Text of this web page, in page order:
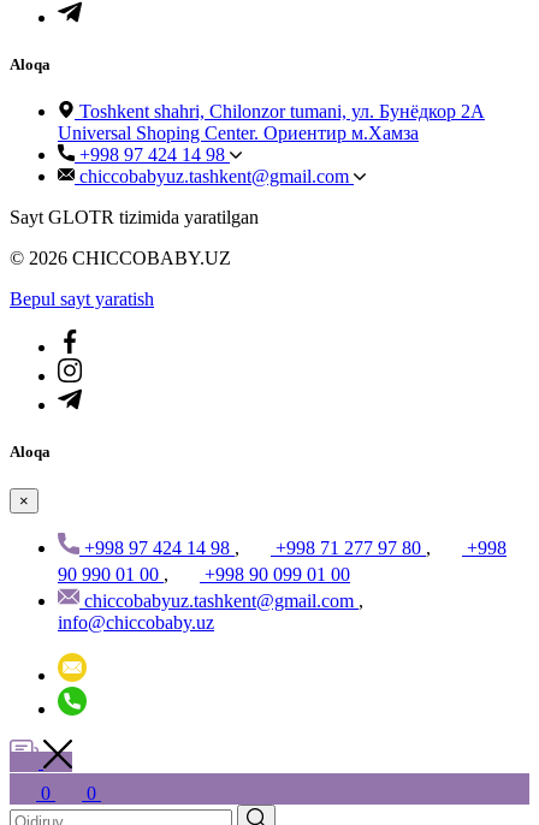
Aloqa
Toshkent shahri, Chilonzor tumani, ул. Бунёдкор 2А
Universal Shoping Center. Ориентир м.Хамза
+998 97 424 14 98
chiccobabyuz.tashkent@gmail.com
Sayt GLOTR tizimida yaratilgan
© 2026 CHICCOBABY.UZ
Bepul sayt yaratish
Aloqa
×
+998 97 424 14 98 , +998 71 277 97 80 ,
+998
90 990 01 00 ,
+998 90 099 01 00
chiccobabyuz.tashkent@gmail.com ,
info@chiccobaby.uz
0 0